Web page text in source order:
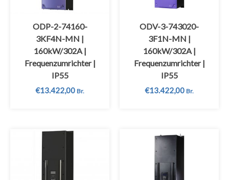
ODP-2-74160-
3KF4N-MN |
160kW/302A |
Frequenzumrichter |
IP55
€13.422,00 Br.
ODV-3-743020-
3F1N-MN |
160kW/302A |
Frequenzumrichter |
IP55
€13.422,00 Br.